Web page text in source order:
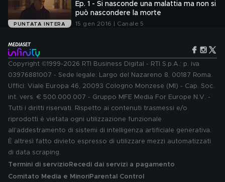
PUNTATA INTERA
Ep. 1 - Si nasconde una malattia ma non si
può nascondere la morte
15 gen 2016 | Canale 5
Copyright ©1999-2026 RTI Business Digital - RTI S.p.A.: p. iva
03976881007 - Sede legale: Largo del Nazareno 8, 00187 Roma.
Uffici: Viale Europa 46, 20093 Cologno Monzese (MI) - Cap. Soc.
int. vers. € 500.000.007 - Gruppo MFE Media For Europe N.V. -
Tutti i diritti riservati. Rispetto ai contenuti trasmessi e/o
riprodotti è vietata ogni utilizzazione funzionale
all'addestramento di sistemi di intelligenza artificiale generativa.
È altresì fatto divieto espresso di utilizzare mezzi automatizzati
di data scraping.
Termini di servizio Recedi dai servizi a pagamento
Comitato Media e MinoriParental Control